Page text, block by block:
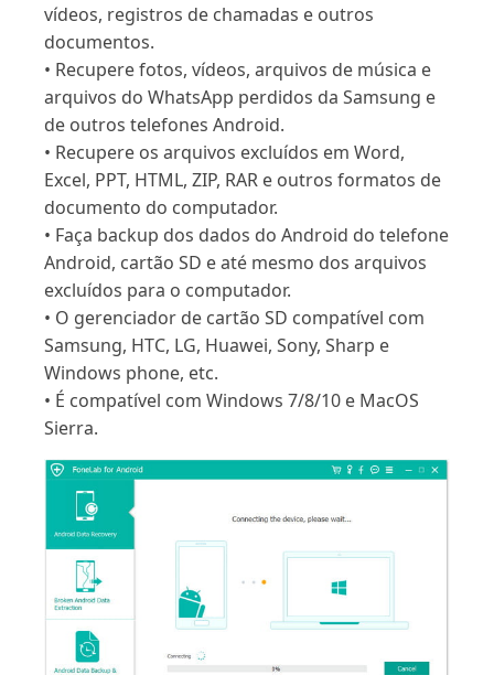
vídeos, registros de chamadas e outros
documentos.
• Recupere fotos, vídeos, arquivos de música e
arquivos do WhatsApp perdidos da Samsung e
de outros telefones Android.
• Recupere os arquivos excluídos em Word,
Excel, PPT, HTML, ZIP, RAR e outros formatos de
documento do computador.
• Faça backup dos dados do Android do telefone
Android, cartão SD e até mesmo dos arquivos
excluídos para o computador.
• O gerenciador de cartão SD compatível com
Samsung, HTC, LG, Huawei, Sony, Sharp e
Windows phone, etc.
• É compatível com Windows 7/8/10 e MacOS
Sierra.